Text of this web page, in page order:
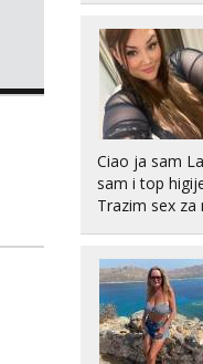
Ciao ja sam
sam i top
Trazim sex za nagradu Radim